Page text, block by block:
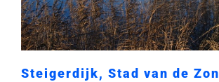
Steigerdijk, Stad van de Zon